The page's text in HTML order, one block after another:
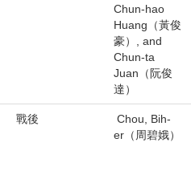
Chun-hao
Huang（黃俊
豪）, and
Chun-ta
Juan（阮俊
達）
戰後
Chou, Bih-
er（周碧娥）